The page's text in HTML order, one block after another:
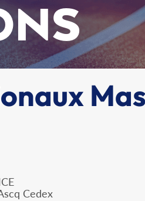
Cedex